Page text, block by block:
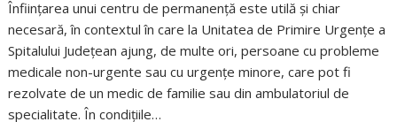
Înființarea unui centru de permanență este utilă și chiar
necesară, în contextul în care la Unitatea de Primire Urgențe a
Spitalului Județean ajung, de multe ori, persoane cu probleme
medicale non-urgente sau cu urgențe minore, care pot fi
rezolvate de un medic de familie sau din ambulatoriul de
specialitate. În condițiile…